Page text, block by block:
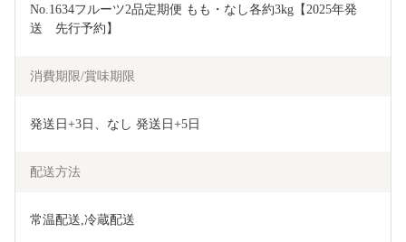
No.1634フルーツ2品定期便 もも・なし各約3kg【2025年発
送　先行予約】
消費期限/賞味期限
発送日+3日、なし 発送日+5日
配送方法
常温配送,冷蔵配送